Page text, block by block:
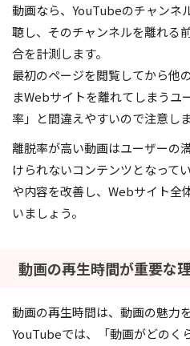
動画なら、YouTubeのチャンネ
聴し、そのチャンネルを離れる
合を計測します。
最初のページを閲覧してから他
まWebサイトを離れてしまうユ
率」と間違えやすいので注意しま
離脱率が高い動画はユーザーの
けられないコンテンツとなって
や内容を改善し、Webサイト全
いましょう。
動画の再生時間が重要な
動画の再生時間は、動画の魅力
YouTubeでは、「動画がどのく